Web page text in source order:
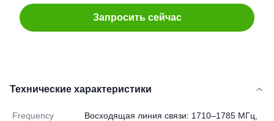
Запросить сейчас
Технические характеристики
Frequency
Восходящая линия связи: 1710–1785 МГц,